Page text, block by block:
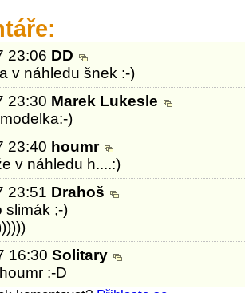
23:06 DD
v náhledu šnek :-)
23:30 Marek Lukesle
)
23:40 houmr
v náhledu h....:)
23:51 Drahoš
slimák ;-)
16:30Solitary
:-D